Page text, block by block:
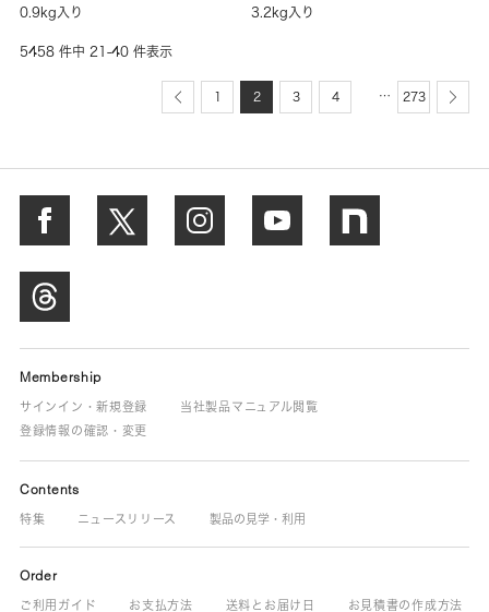
0.9kg入り
3.2kg入り
5458 件中 21-40 件表示
1 2 3 4 … 273
Membership
サインイン・新規登録
当社製品マニュアル閲覧
登録情報の確認・変更
Contents
特集 ニュースリリース 製品の見学・利用
Order
ご利用ガイド お支払方法 送料とお届け日 お見積書の作成方法